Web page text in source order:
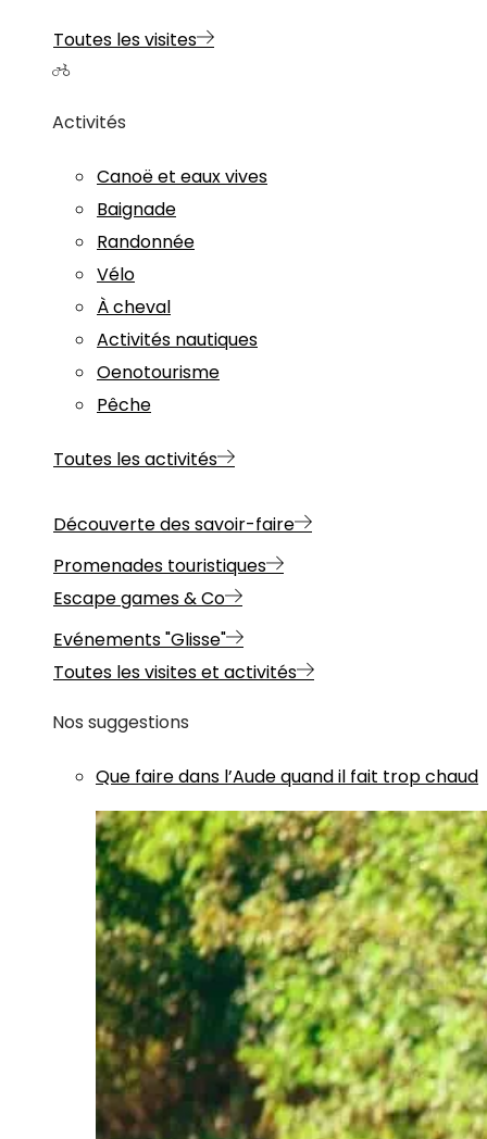
Toutes les visites
Activités
Canoë et eaux vives
Baignade
Randonnée
Vélo
À cheval
Activités nautiques
Oenotourisme
Pêche
Toutes les activités
Découverte des savoir-faire
Promenades touristiques
Escape games & Co
Evénements "Glisse"
Toutes les visites et activités
Nos suggestions
Que faire dans l’Aude quand il fait trop chaud